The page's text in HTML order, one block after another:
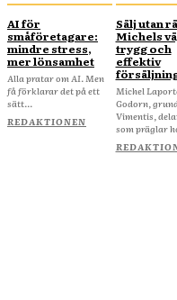
AI för
småföretagare:
mindre stress,
mer lönsamhet
Alla pratar om AI. Men
få förklarar det på ett
sätt...
REDAKTIONEN
Sälj utan
Michels
trygg och
effektiv
Michel
Godorn,
Vimentis,
som präglar